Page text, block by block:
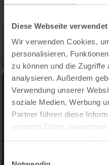
Diese Webseite
Wir verwenden Cookies,
personalisieren,
zu können und die Zugriffe
analysieren. Außerdem
Verwendung unserer
soziale Medien, Werbung
Partner führen diese
weiteren Daten